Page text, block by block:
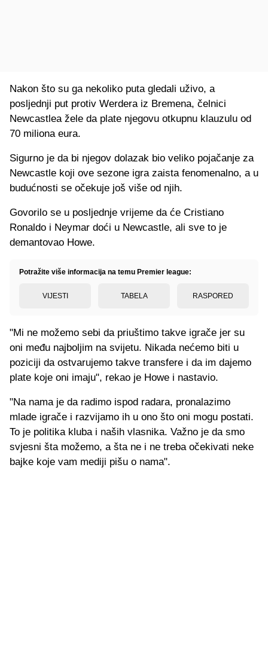
Nakon što su ga nekoliko puta gledali uživo, a
posljednji put protiv Werdera iz Bremena, čelnici
Newcastlea žele da plate njegovu otkupnu klauzulu od
70 miliona eura.
Sigurno je da bi njegov dolazak bio veliko pojačanje za
Newcastle koji ove sezone igra zaista fenomenalno, a u
budućnosti se očekuje još više od njih.
Govorilo se u posljednje vrijeme da će Cristiano
Ronaldo i Neymar doći u Newcastle, ali sve to je
demantovao Howe.
Potražite više informacija na temu Premier league:
VIJESTI TABELA RASPORED
"Mi ne možemo sebi da priuštimo takve igrače jer su
oni među najboljim na svijetu. Nikada nećemo biti u
poziciji da ostvarujemo takve transfere i da im dajemo
plate koje oni imaju", rekao je Howe i nastavio.
"Na nama je da radimo ispod radara, pronalazimo
mlade igrače i razvijamo ih u ono što oni mogu postati.
To je politika kluba i naših vlasnika. Važno je da smo
svjesni šta možemo, a šta ne i ne treba očekivati neke
bajke koje vam mediji pišu o nama".